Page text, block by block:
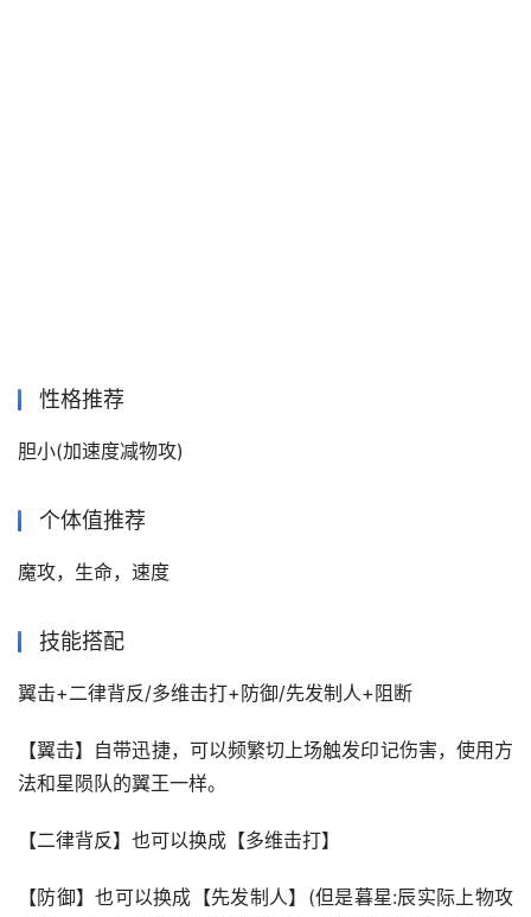
性格推荐
胆小(加速度减物攻)
个体值推荐
魔攻，生命，速度
技能搭配
翼击+二律背反/多维击打+防御/先发制人+阻断
【翼击】自带迅捷，可以频繁切上场触发印记伤害，使用方
法和星陨队的翼王一样。
【二律背反】也可以换成【多维击打】
【防御】也可以换成【先发制人】(但是暮星:辰实际上物攻